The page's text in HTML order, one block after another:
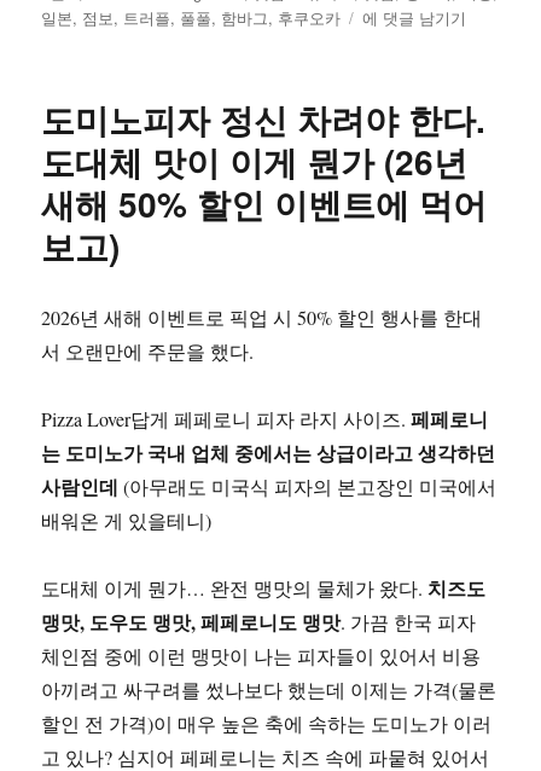
성
테
그
일본, 점보, 트러플, 풀풀, 함바그, 후쿠오카
일
오
카
여
행
팁
에 댓글 남기기
도미노피자 정신 차려야 한다.
도대체 맛이 이게 뭔가 (26년
새해 50% 할인 이벤트에 먹어
보고)
2026년 새해 이벤트로 픽업 시 50% 할인 행사를 한대
서 오랜만에 주문을 했다.
Pizza Lover답게 페페로니 피자 라지 사이즈.페페로니
는 도미노가 국내 업체 중에서는 상급이라고 생각하던
사람인데 (아무래도 미국식 피자의 본고장인 미국에서
배워온 게 있을테니)
도대체 이게 뭔가… 완전 맹맛의 물체가 왔다.치즈도
맹맛, 도우도 맹맛, 페페로니도 맹맛. 가끔 한국 피자
체인점 중에 이런 맹맛이 나는 피자들이 있어서 비용
아끼려고 싸구려를 썼나보다 했는데 이제는 가격(물론
할인 전 가격)이 매우 높은 축에 속하는 도미노가 이러
고 있나? 심지어 페페로니는 치즈 속에 파뭍혀 있어서